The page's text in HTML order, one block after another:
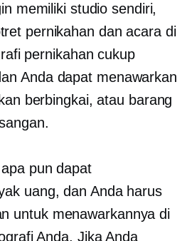
memiliki studio sendiri,
pernikahan dan acara di
pernikahan cukup
Anda dapat menawarkan
berbingkai, atau barang
pun dapat
uang, dan Anda harus
untuk menawarkannya di
Anda. Jika Anda